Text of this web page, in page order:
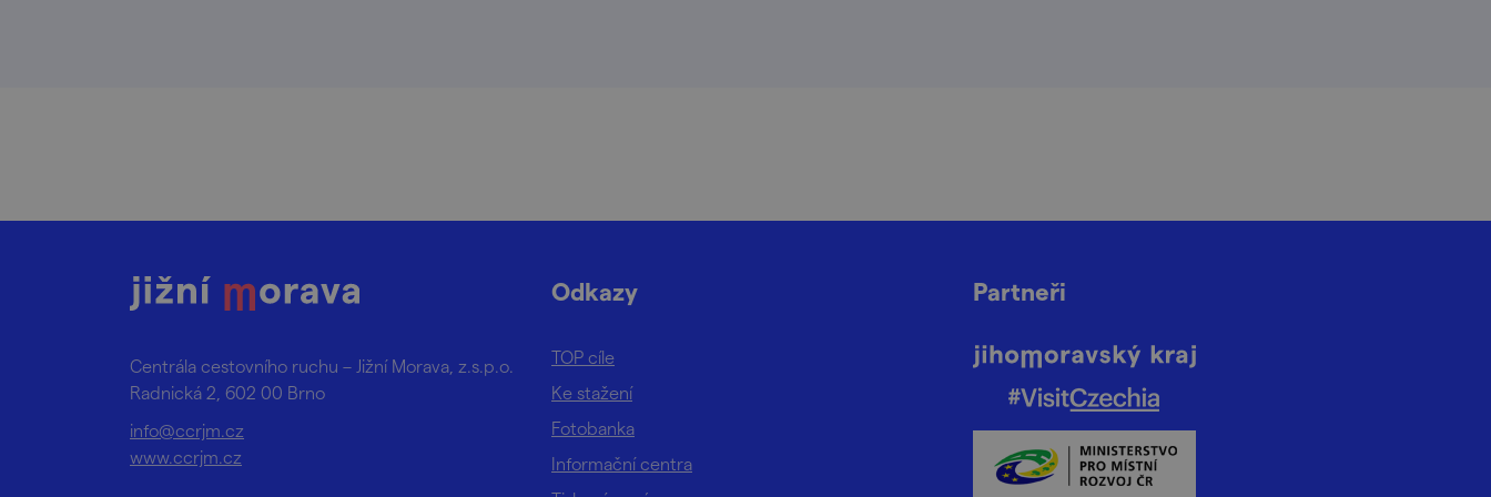
Centrála cestovního ruchu – Jižní Morava, z.s.p.o.
Radnická 2, 602 00 Brno
info@ccrjm.cz
www.ccrjm.cz
Odkazy
TOP cíle
Ke stažení
Fotobanka
Informační centra
Partneři